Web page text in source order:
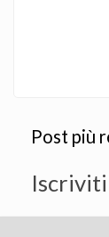
Post più
Iscriviti